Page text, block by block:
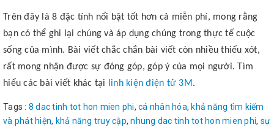
Trên đây là 8 đặc tính nổi bật tốt hơn cả miễn phí, mong rằng
bạn có thể ghi lại chúng và áp dụng chúng trong thực tế cuộc
sống của mình. Bài viết chắc chắn bài viết còn nhiều thiếu xót,
rất mong nhận được sự đóng góp, góp ý của mọi người. Tìm
hiểu các bài viết khác tại linh kiện điện tử 3M.
Tags : 8 dac tinh tot hon mien phi, cá nhân hóa, khả năng tìm kiếm
và phát hiện, khả năng truy cập,nhung dac tinh tot hon mien phi, sự